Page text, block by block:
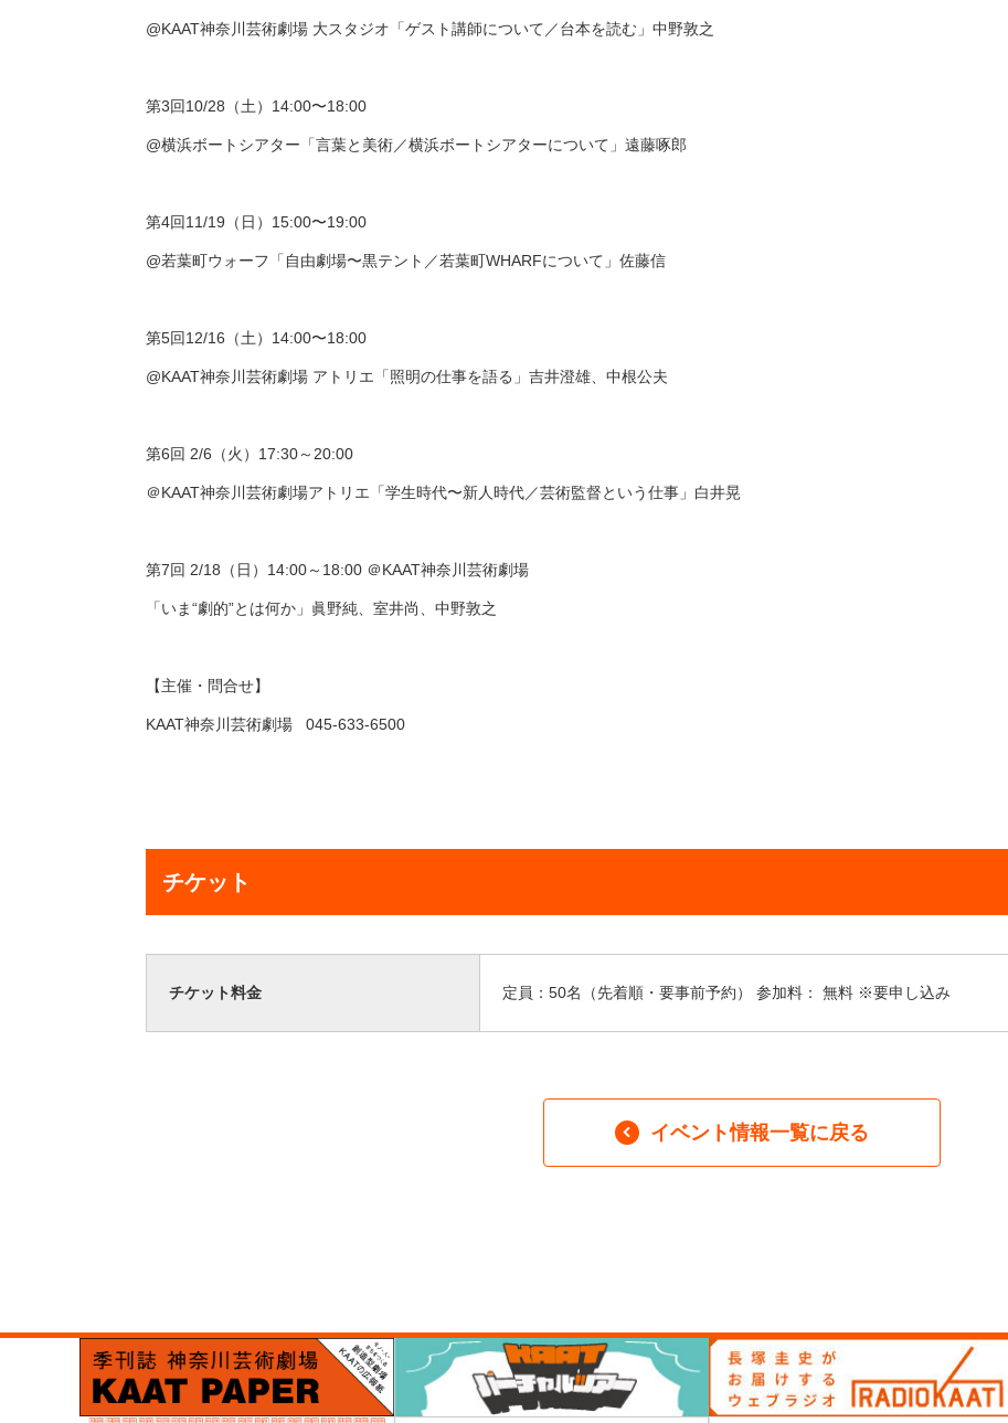
@KAAT神奈川芸術劇場 大スタジオ「ゲスト講師について／台本を読む」中野敦之
第3回10/28（土）14:00〜18:00
@横浜ボートシアター「言葉と美術／横浜ボートシアターについて」遠藤啄郎
第4回11/19（日）15:00〜19:00
@若葉町ウォーフ「自由劇場〜黒テント／若葉町WHARFについて」佐藤信
第5回12/16（土）14:00〜18:00
@KAAT神奈川芸術劇場 アトリエ「照明の仕事を語る」吉井澄雄、中根公夫
第6回 2/6（火）17:30～20:00
＠KAAT神奈川芸術劇場アトリエ「学生時代〜新人時代／芸術監督という仕事」白井晃
第7回 2/18（日）14:00～18:00 ＠KAAT神奈川芸術劇場
「いま“劇的”とは何か」眞野純、室井尚、中野敦之
【主催・問合せ】
KAAT神奈川芸術劇場 045-633-6500
チケット
チケット料金 定員：50名（先着順・要事前予約） 参加料： 無料 ※要申し込み
イベント情報一覧に戻る